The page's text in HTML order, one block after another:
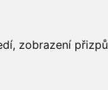
zobrazení